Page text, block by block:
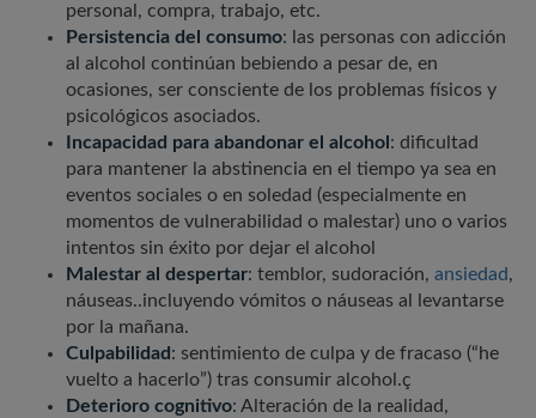
personal, compra, trabajo, etc.
Persistencia del consumo: las personas con adicción
al alcohol continúan bebiendo a pesar de, en
ocasiones, ser consciente de los problemas físicos y
psicológicos asociados.
Incapacidad para abandonar el alcohol : dificultad
para mantener la abstinencia en el tiempo ya sea en
eventos sociales o en soledad (especialmente en
momentos de vulnerabilidad o malestar) uno o varios
intentos sin éxito por dejar el alcohol
Malestar al despertar: temblor, sudoración, ansiedad,
náuseas..incluyendo vómitos o náuseas al levantarse
por la mañana.
Culpabilidad: sentimiento de culpa y de fracaso (“he
vuelto a hacerlo”) tras consumir alcohol.ç
Deterioro cognitivo: Alteración de la realidad,